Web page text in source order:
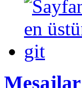
Mesajlar